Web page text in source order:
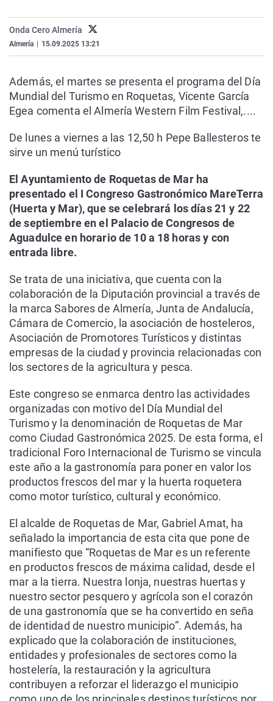
Como el perro y el
Equipo de
Operación Viuda
La Rioja
País Vasco
Elecciones
Onda Cero Almería
Almería 15.09.2025 13:21
Además, el martes se presenta el programa del Día
Mundial del Turismo en Roquetas, Vicente García
Egea comenta el Almería Western Film Festival,....
De lunes a viernes a las 12,50 h Pepe Ballesteros te
sirve un menú turístico
El Ayuntamiento de Roquetas de Mar ha
presentado el I Congreso Gastronómico MareTerra
(Huerta y Mar), que se celebrará los días 21 y 22
de septiembre en el Palacio de Congresos de
Aguadulce en horario de 10 a 18 horas y con
entrada libre.
Se trata de una iniciativa, que cuenta con la
colaboración de la Diputación provincial a través de
la marca Sabores de Almería, Junta de Andalucía,
Cámara de Comercio, la asociación de hosteleros,
Asociación de Promotores Turísticos y distintas
empresas de la ciudad y provincia relacionadas con
los sectores de la agricultura y pesca.
Este congreso se enmarca dentro las actividades
organizadas con motivo del Día Mundial del
Turismo y la denominación de Roquetas de Mar
como Ciudad Gastronómica 2025. De esta forma, el
tradicional Foro Internacional de Turismo se vincula
este año a la gastronomía para poner en valor los
productos frescos del mar y la huerta roquetera
como motor turístico, cultural y económico.
El alcalde de Roquetas de Mar, Gabriel Amat, ha
señalado la importancia de esta cita que pone de
manifiesto que “Roquetas de Mar es un referente
en productos frescos de máxima calidad, desde el
mar a la tierra. Nuestra lonja, nuestras huertas y
nuestro sector pesquero y agrícola son el corazón
de una gastronomía que se ha convertido en seña
de identidad de nuestro municipio”. Además, ha
explicado que la colaboración de instituciones,
entidades y profesionales de sectores como la
hostelería, la restauración y la agricultura
contribuyen a reforzar el liderazgo el municipio